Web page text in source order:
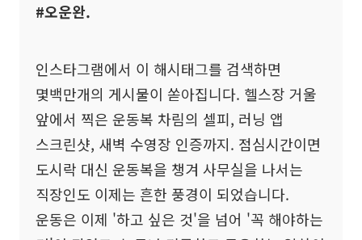
#오운완.
인스타그램에서 이 해시태그를 검색하면
몇백만개의 게시물이 쏟아집니다. 헬스장 거울
앞에서 찍은 운동복 차림의 셀피, 러닝 앱
스크린샷, 새벽 수영장 인증까지. 점심시간이면
도시락 대신 운동복을 챙겨 사무실을 나서는
직장인도 이제는 흔한 풍경이 되었습니다.
운동은 이제 '하고 싶은 것'을 넘어 '꼭 해야하는